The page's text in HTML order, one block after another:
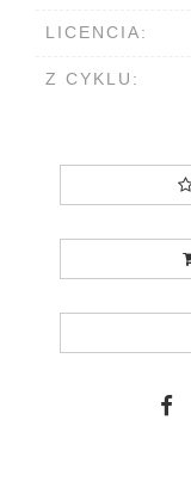
LICENCIA:
Z CYKLU: